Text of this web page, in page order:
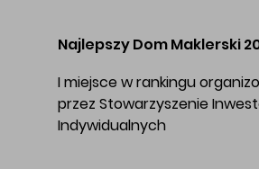
Najlepszy Dom Maklerski
I miejsce w rankingu
przez Stowarzyszenie
Indywidualnych